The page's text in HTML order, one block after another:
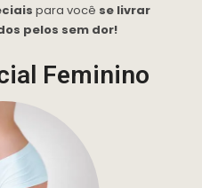
para você se livrar
pelos sem dor!
Feminino